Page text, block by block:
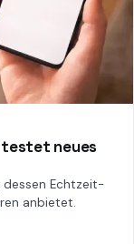
testet neues
dessen Echtzeit-
anbietet.